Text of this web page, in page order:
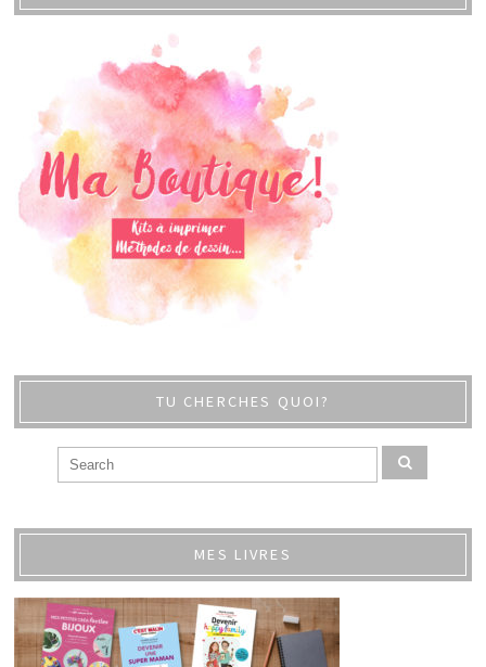
TU CHERCHES QUOI?
MES LIVRES